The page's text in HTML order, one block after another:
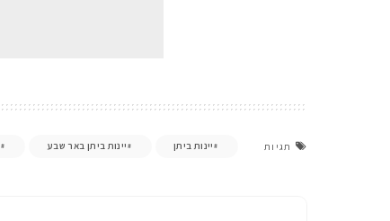
תגיות יינות ביתן יינות ביתן באר שבע